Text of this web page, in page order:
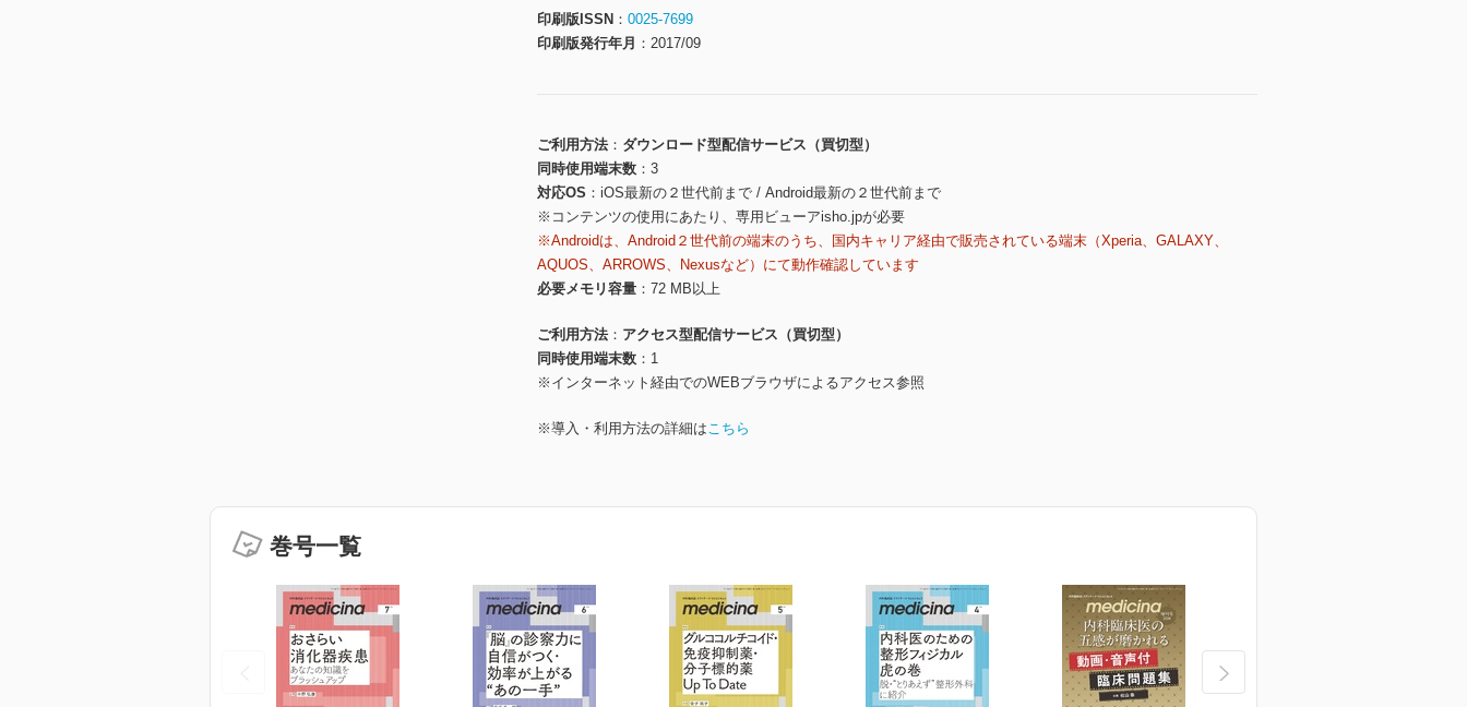
印刷版ISSN
0025-7699
印刷版発行年月
2017/09
ご利用方法
ダウンロード型配信サービス（買切型）
同時使用端末数
3
対応OS
iOS最新の２世代前まで / Android最新の２世代前まで
※コンテンツの使用にあたり、専用ビューアisho.jpが必要
※Androidは、Android２世代前の端末のうち、国内キャリア経由で販売されている端末（Xperia、GALAXY、
AQUOS、ARROWS、Nexusなど）にて動作確認しています
必要メモリ容量
72 MB以上
ご利用方法
アクセス型配信サービス（買切型）
同時使用端末数
1
※インターネット経由でのWEBブラウザによるアクセス参照
※導入・利用方法の詳細はこちら
巻号一覧